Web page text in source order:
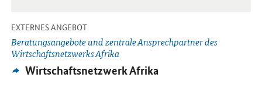
EXTERNES ANGEBOT-
Beratungsangebote und zentrale Ansprechpartner des
Wirtschaftsnetzwerks Afrika
Externes
Angebot:
Wirtschaftsnetzwerk Afrika